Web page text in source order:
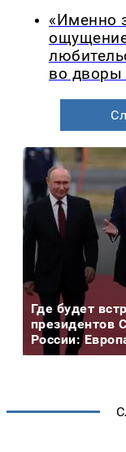
«Именно
во
Где будет
президентов
России: